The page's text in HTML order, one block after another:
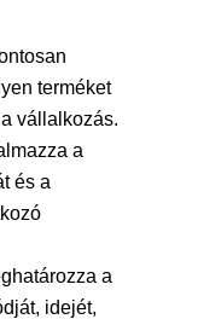
terméket
vállalkozás.
a
és a
a
idejét,